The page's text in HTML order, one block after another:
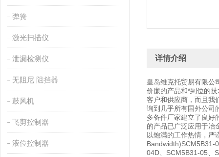
弹簧
激光扫描仪
泄漏检测仪
无阻尼 阻挡器
鼓风机
飞剪控制器
液位控制器
详情介绍
皇岛维克托贸易有限公
价廉的产品和*到位的
客户和供应商，而且我
询到几乎所有国外公司
多备件厂家建立了良好
的产品已广泛应用于冶
以饱满的工作热情，
Bandwidth)SCM5B31-
04D、SCM5B31-05、